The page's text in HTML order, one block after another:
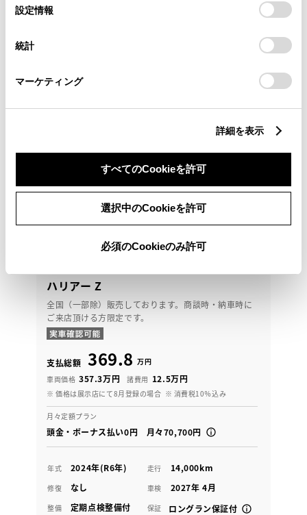
デバイスにすべてのCookie(クッキー)が保存されることに同
意したことになります。Cookie(クッキー)のオプトアウト、
設定の変更、同意を撤回したりするにあたっては、当社の
「Cookie（クッキー）情報の取り扱いについて
」をご覧くだ
設定情報
統計
マーケティング
詳細を表示
すべてのCookieを許可
選択中のCookieを許可
必須のCookieのみ許可
ハリアー Z
全国（一部除）販売しております。商談時・納車時に
ご来店頂ける方限定です。
支払総額 369.8 万円
車両価格 357.3万円 諸費用 12.5万円
※ 価格は展示店にて8月登録の場合 ※ 消費税10％込み
月々定額プラン
頭金・ボーナス払い0円 月々70,700円
年式 2024年(R6年) 走行 14,000km
修復 なし 車検 2027年 4月
整備 定期点検整備付 保証 ロングラン保証付